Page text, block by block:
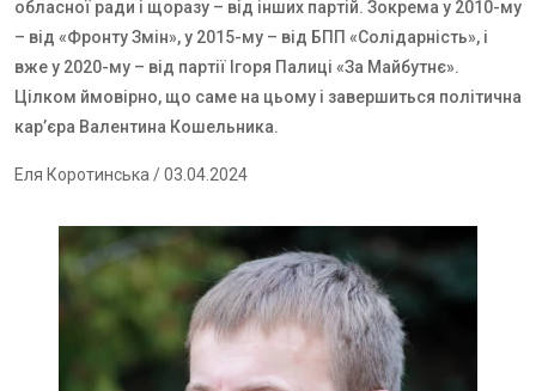
обласної ради і щоразу – від інших партій. Зокрема у 2010-му
– від «Фронту Змін», у 2015-му – від БПП «Солідарність», і
вже у 2020-му – від партії Ігоря Палиці «За Майбутнє».
Цілком ймовірно, що саме на цьому і завершиться політична
кар’єра Валентина Кошельника.
Еля Коротинська / 03.04.2024